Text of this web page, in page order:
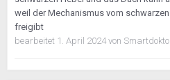
weil der Mechanismus vom
freigibt
bearbeitet 1. April 2024 von